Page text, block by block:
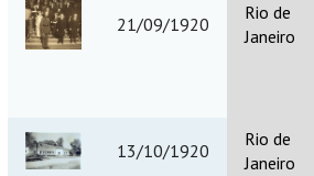
21/09/1920
Rio de
Janeiro
13/10/1920
Rio de
Janeiro